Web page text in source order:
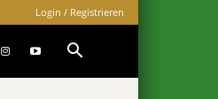
Login / Registrieren